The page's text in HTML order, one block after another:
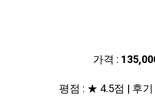
가격 :
평점 : ★ 4.5점 | 후기